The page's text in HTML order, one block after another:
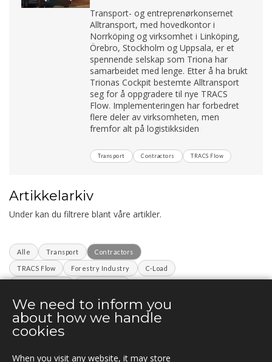
Transport- og entreprenørkonsernet
Alltransport, med hovedkontor i
Norrköping og virksomhet i Linköping,
Örebro, Stockholm og Uppsala, er et
spennende selskap som Triona har
samarbeidet med lenge. Etter å ha brukt
Trionas Cockpit bestemte Alltransport
seg for å oppgradere til nye TRACS
Flow. Implementeringen har forbedret
flere deler av virksomheten, men
fremfor alt på logistikksiden
Transport Contractors TRACS Flow
Artikkelarkiv
Under kan du filtrere blant våre artikler.
Alle Transport Contractors
TRACS Flow Forestry Industry C-Load
ArbeidsvarslingLoggbok SINUS TNE
C7 Projects
We need to inform you
about how we handle
cookies
When you visit any website, it may store